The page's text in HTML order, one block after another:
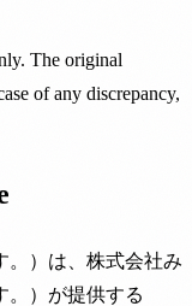
The original
of any discrepancy,
。）は、株式会社み
。）が提供する